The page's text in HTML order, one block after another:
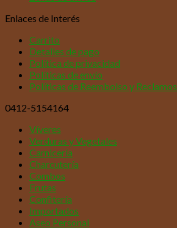
Enlaces de Interés
Carrito
Detalles de pago
Política de privacidad
Políticas de envío
Políticas de Reembolso y Reclamos
0412-5154164
Víveres
Verduras y Vegetales
Carnicería
Charcutería
Combos
Frutas
Confitería
Importados
Aseo Personal